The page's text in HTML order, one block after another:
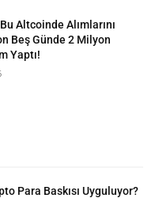
Altcoinde Alımlarını
Beş Günde 2 Milyon
Yaptı!
Para Baskısı Uyguluyor?